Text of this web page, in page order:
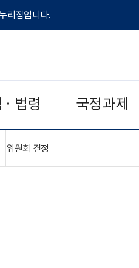
리집입니다.
· 법령 국정과제
위원회 결정